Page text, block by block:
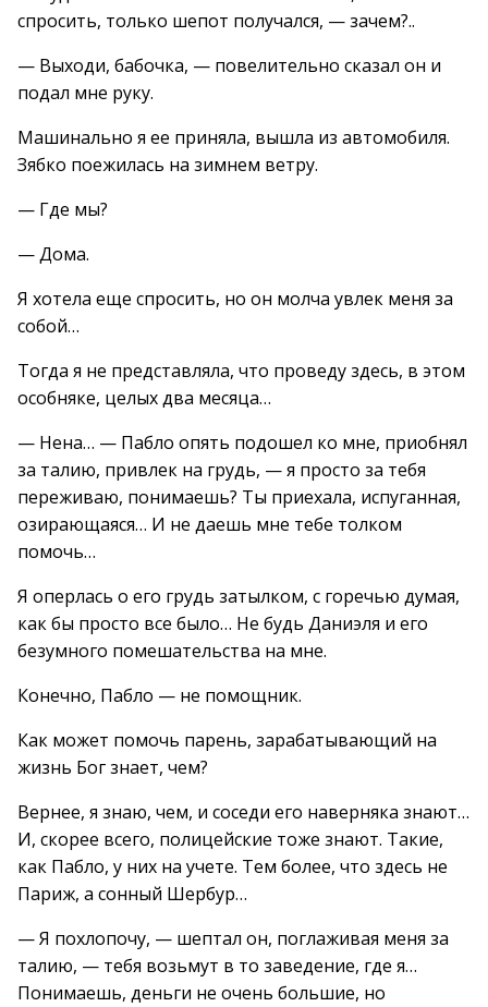
спросить, только шепот получался, — зачем?..
— Выходи, бабочка, — повелительно сказал он и
подал мне руку.
Машинально я ее приняла, вышла из автомобиля.
Зябко поежилась на зимнем ветру.
— Где мы?
— Дома.
Я хотела еще спросить, но он молча увлек меня за
собой…
Тогда я не представляла, что проведу здесь, в этом
особняке, целых два месяца…
— Нена… — Пабло опять подошел ко мне, приобнял
за талию, привлек на грудь, — я просто за тебя
переживаю, понимаешь? Ты приехала, испуганная,
озирающаяся… И не даешь мне тебе толком
помочь…
Я оперлась о его грудь затылком, с горечью думая,
как бы просто все было… Не будь Даниэля и его
безумного помешательства на мне.
Конечно, Пабло — не помощник.
Как может помочь парень, зарабатывающий на
жизнь Бог знает, чем?
Вернее, я знаю, чем, и соседи его наверняка знают…
И, скорее всего, полицейские тоже знают. Такие,
как Пабло, у них на учете. Тем более, что здесь не
Париж, а сонный Шербур…
— Я похлопочу, — шептал он, поглаживая меня за
талию, — тебя возьмут в то заведение, где я…
Понимаешь, деньги не очень большие, но